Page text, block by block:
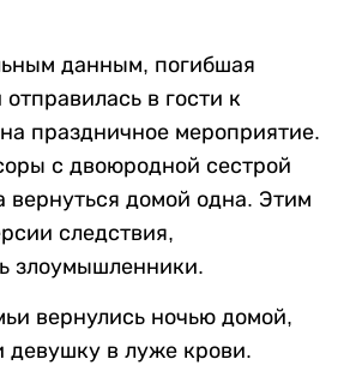
данным, погибшая
в гости к
праздничное мероприятие.
с двоюродной сестрой
домой одна. Этим
следствия,
злоумышленники.
вернулись ночью домой,
девушку в луже крови.